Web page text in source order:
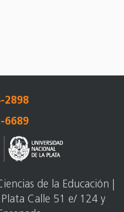
2898
6689
de la Educación |
Calle 51 e/ 124 y